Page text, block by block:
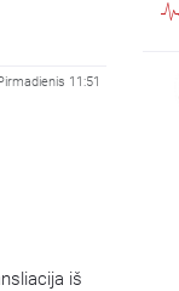
11:51
iš